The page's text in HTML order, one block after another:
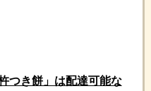
つき餅」は配達可能な